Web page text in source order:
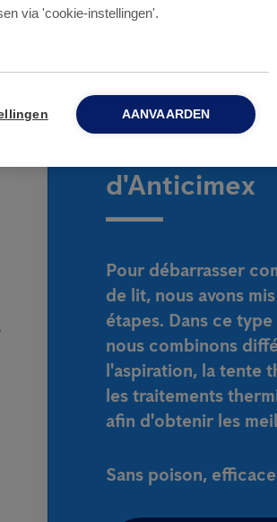
d'Anticimex
Pour débarrasser
de lit, nous avons
étapes. Dans ce
nous combinons
l'aspiration, la tente
les traitements
afin d'obtenir les
Sans poison,
via 'cookie-instellingen'.
AANVAARDEN